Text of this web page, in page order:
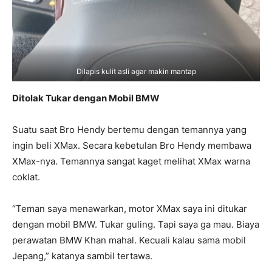
Dilapis kulit asli agar makin mantap
Ditolak Tukar dengan Mobil BMW
Suatu saat Bro Hendy bertemu dengan temannya yang
ingin beli XMax. Secara kebetulan Bro Hendy membawa
XMax-nya. Temannya sangat kaget melihat XMax warna
coklat.
“Teman saya menawarkan, motor XMax saya ini ditukar
dengan mobil BMW. Tukar guling. Tapi saya ga mau. Biaya
perawatan BMW Khan mahal. Kecuali kalau sama mobil
Jepang,” katanya sambil tertawa.